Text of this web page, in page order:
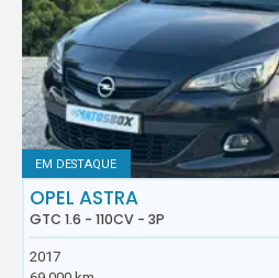
EM DESTAQUE
OPEL ASTRA
GTC 1.6 - 110CV - 3P
2017